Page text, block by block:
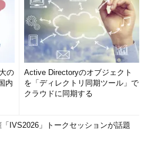
の製品名変更やバージョン形
」アプリの“強制インストー
10の「Internet Explorer」はいつ
終了の真相
はいえない、Hyper-Vの仮想ハー
インストールPCでは既定のはずの
性」を有効化できないのはなぜ
の
内
Active Directoryのオブジェクト
を「ディレクトリ同期ツール」で
クラウドに同期する
「IVS2026」トークセッションが話題